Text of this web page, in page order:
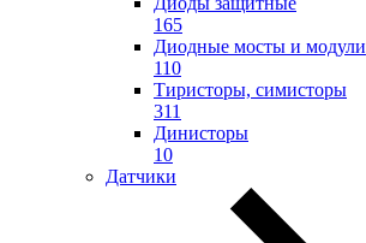
165
Диодные мосты и модули
110
Тиристоры, симисторы
311
Динисторы
10
Датчики